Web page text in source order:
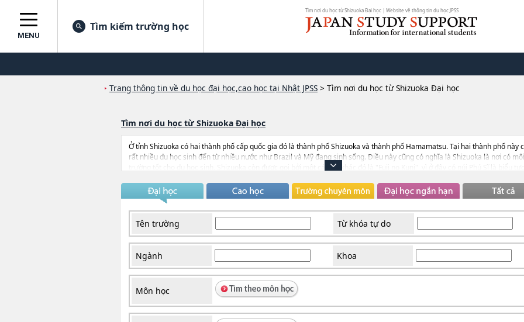
Tìm nơi du học từ Shizuoka Đại học | Website về thông tin du học JPSS
MENU
Tìm kiếm trường học
Trang thông tin về du học đại học,cao học tại Nhật JPSS > Tìm nơi du học từ Shizuoka Đại học
Tìm nơi du học từ Shizuoka Đại học
Ở tỉnh Shizuoka có hai thành phố cấp quốc gia đó là thành phố Shizuoka và thành phố Hamamatsu. Tại hai thành phố này
rất nhiều du học sinh đến từ nhiều nước như Brazil và Mỹ đang sinh sống. Điều này cũng có nghĩa là Shizuoka là nơi có môi
trường tốt cho du học sinh. Shizuoka còn được gọi bởi một cái tên khác đó là "Fuji no Kuni", vì ở đây có núi Phú Sĩ là biểu
không thể không quan tâm.
Tên trường Từ khóa tự do
Ngành Khoa
Môn học